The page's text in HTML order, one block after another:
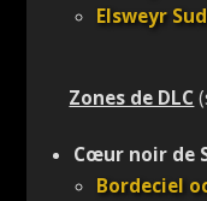
Elsweyr Sud
Zones de DLC
Cœur noir de
Bordeciel